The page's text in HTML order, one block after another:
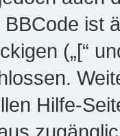
ist
(„[“
Hilfe-